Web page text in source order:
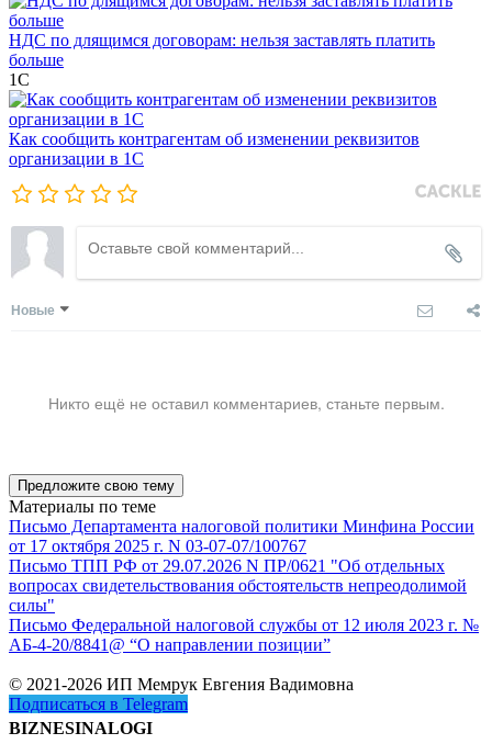
НДС по длящимся договорам: нельзя заставлять платить
больше
1С
Как сообщить контрагентам об изменении реквизитов
организации в 1C
Новые
Никто ещё не оставил комментариев, станьте первым.
Предложите свою тему
Материалы по теме
Письмо Департамента налоговой политики Минфина России
от 17 октября 2025 г. N 03-07-07/100767
Письмо ТПП РФ от 29.07.2026 N ПР/0621 "Об отдельных
вопросах свидетельствования обстоятельств непреодолимой
силы"
Письмо Федеральной налоговой службы от 12 июля 2023 г. №
АБ-4-20/8841@ “О направлении позиции”
© 2021-2026 ИП Мемрук Евгения Вадимовна
Подписаться в Telegram
BIZNESINALOGI